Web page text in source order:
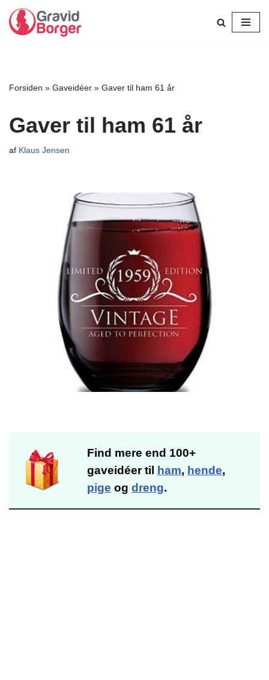
Spring
Forsiden » Gaveidéer » Gaver til ham 61 år
Gaver til ham 61 år
af Klaus Jensen
Find mere end 100+
gaveidéer til ham, hende,
pige og dreng.